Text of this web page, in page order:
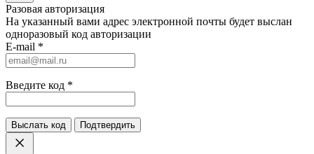
Разовая авторизация
На указанный вами адрес электронной почты будет выслан
одноразовый код авторизации
E-mail *
Введите код *
Выслать код Подтвердить